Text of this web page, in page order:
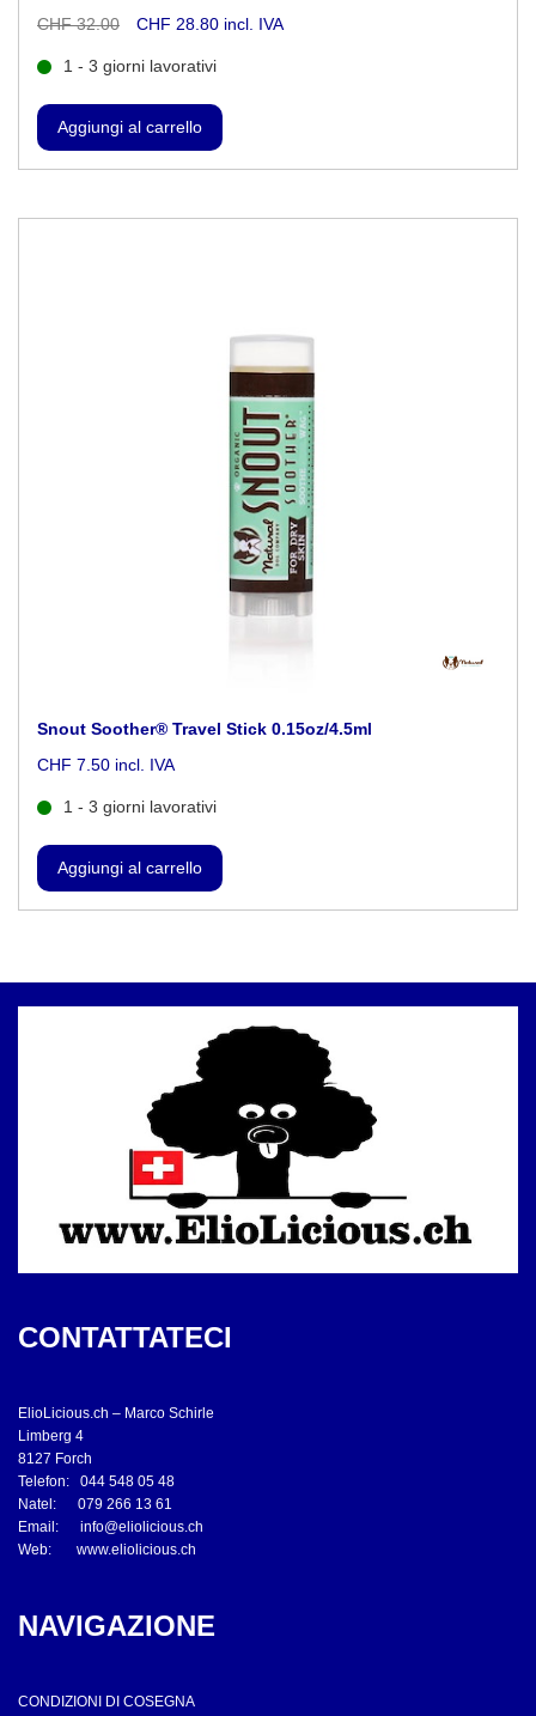
CHF 32.00
CHF 28.80 incl. IVA
1 - 3 giorni lavorativi
Snout Soother® Travel Stick 0.15oz/4.5ml
CHF 7.50 incl. IVA
1 - 3 giorni lavorativi
CONTATTATECI
ElioLicious.ch – Marco Schirle
Limberg 4
8127 Forch
Telefon: 044 548 05 48
Natel: 079 266 13 61
Email: info@eliolicious.ch
Web: www.eliolicious.ch
NAVIGAZIONE
CONDIZIONI DI COSEGNA